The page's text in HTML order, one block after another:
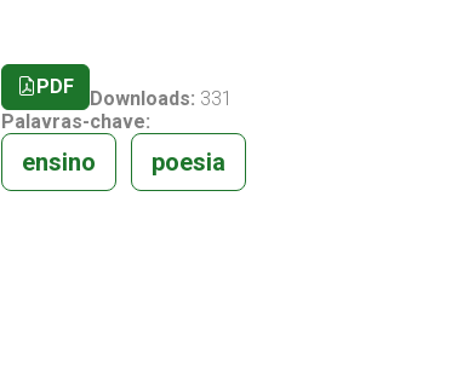
PDF
Downloads: 331
Palavras-chave:
ensino poesia